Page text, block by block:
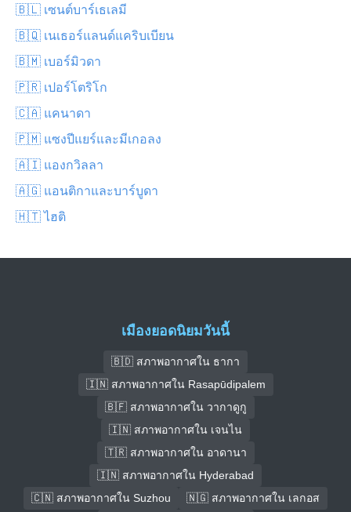
🇧🇱 เซนต์บาร์เธเลมี
🇧🇶 เนเธอร์แลนด์แคริบเบียน
🇧🇲 เบอร์มิวดา
🇵🇷 เปอร์โตริโก
🇨🇦 แคนาดา
🇵🇲 แซงปีแยร์และมีเกอลง
🇦🇮 แองกวิลลา
🇦🇬 แอนติกาและบาร์บูดา
🇭🇹 ไฮติ
เมืองยอดนิยมวันนี้
🇧🇩 สภาพอากาศใน ธากา
🇮🇳 สภาพอากาศใน Rasapūdipalem
🇧🇫 สภาพอากาศใน วากาดูกู
🇮🇳 สภาพอากาศใน เจนไน
🇹🇷 สภาพอากาศใน อาดานา
🇮🇳 สภาพอากาศใน Hyderabad
🇨🇳 สภาพอากาศใน Suzhou
🇳🇬 สภาพอากาศใน เลกอส